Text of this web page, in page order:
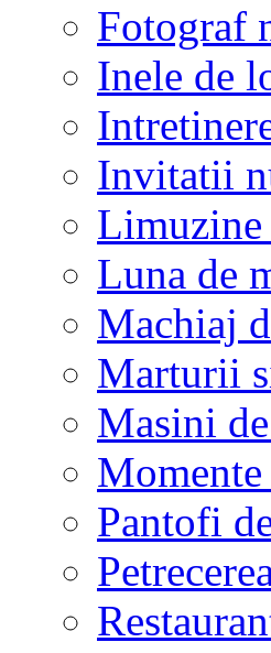
Fotograf
Inele de
Invitatii
Limuzine
Luna de
Machiaj
Marturii
Masini
Pantofi